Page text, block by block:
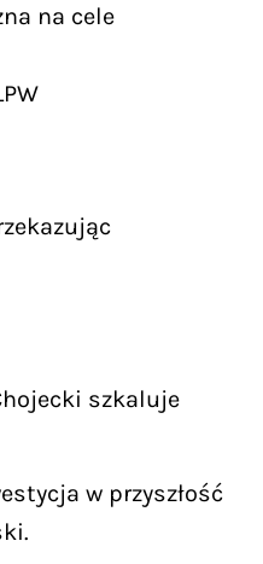
na cele
szkaluje
w przyszłość